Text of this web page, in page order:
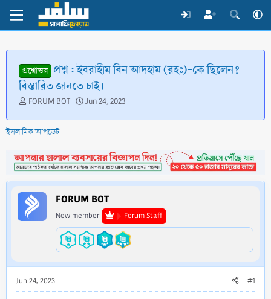
প্রশ্নোত্তর প্রশ্ন : ইবরাহীম বিন আদহাম (রহঃ)-কে ছিলেন?
বিস্তারিত জানতে চাই।
T
r
e
d
s
t
a
r
t
FORUM BOT
S
a
d
a
t
e
Jun 24, 2023
ইসলামিক আপডেট
FORUM BOT
New member Forum Staff
Jun 24, 2023 #1